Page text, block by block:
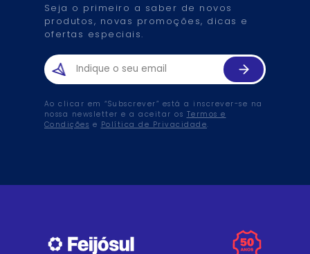
Seja o primeiro a saber de novos
produtos, novas promoções, dicas e
ofertas especiais.
Ao clicar em “Subscrever” está a inscrever-se na
nossa newsletter e a aceitar os Termos e
Condições e Política de Privacidade.